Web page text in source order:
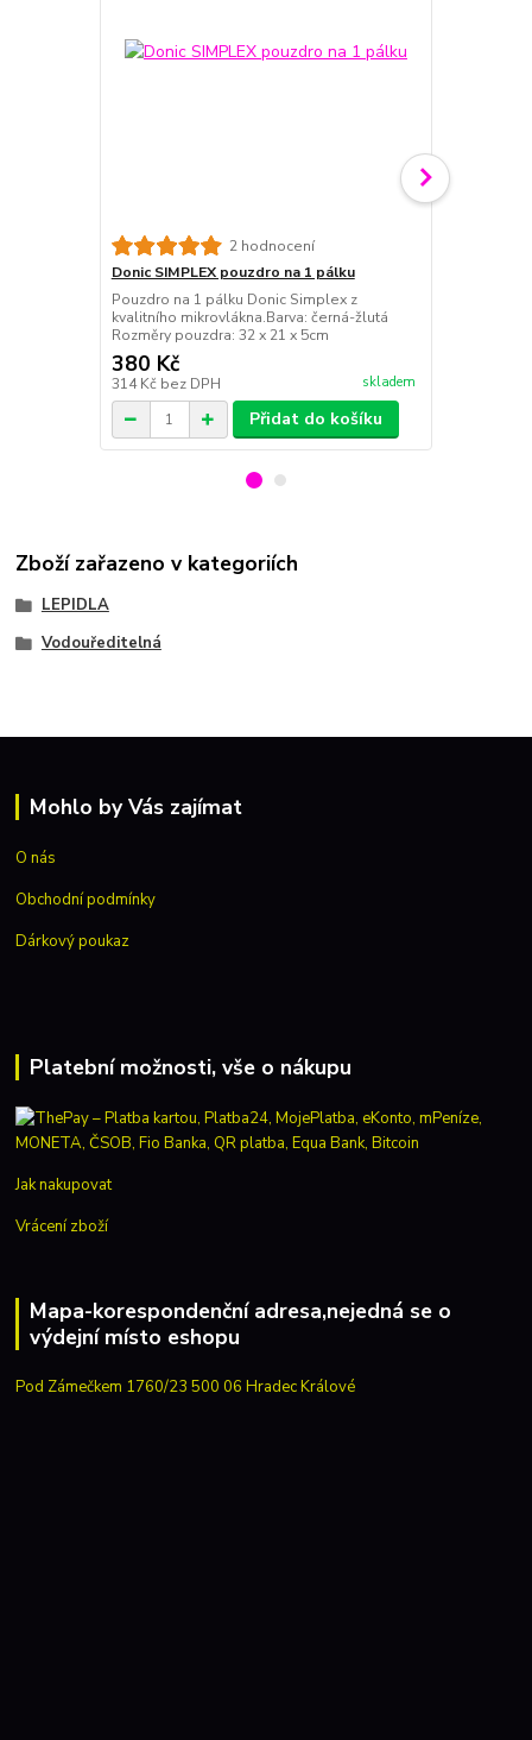
2 hodnocení
Donic SIMPLEX pouzdro na 1 pálku
Pouzdro na 1 pálku Donic Simplex z
kvalitního mikrovlákna.Barva: černá-žlutá
Rozměry pouzdra: 32 x 21 x 5cm
380 Kč
314 Kč bez DPH skladem
Přidat do košíku
Zboží zařazeno v kategoriích
LEPIDLA
Vodouředitelná
Mohlo by Vás zajímat
O nás
Obchodní podmínky
Dárkový poukaz
Platební možnosti, vše o nákupu
Jak nakupovat
Vrácení zboží
Mapa-korespondenční adresa,nejedná se o
výdejní místo eshopu
Pod Zámečkem 1760/23 500 06 Hradec Králové